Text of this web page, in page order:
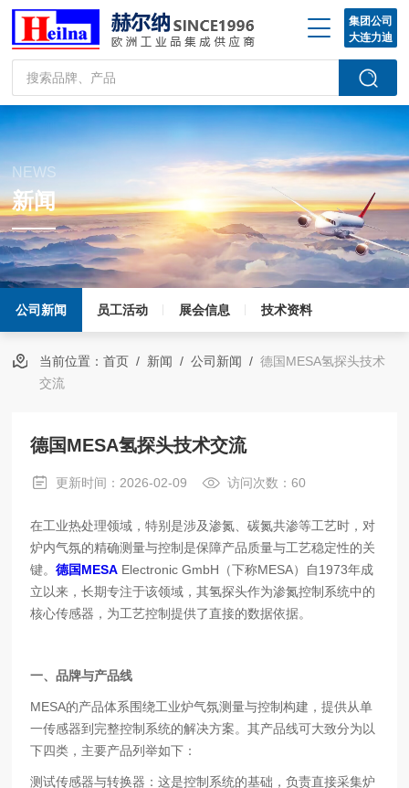
集团公司
大连力迪
NEWS
新闻
公司新闻 员工活动 展会信息 技术资料
当前位置：首页 / 新闻 /公司新闻 /德国MESA氢探头技术
交流
德国MESA氢探头技术交流
更新时间：2026-02-09 访问次数：60
在工业热处理领域，特别是涉及渗氮、碳氮共渗等工艺时，对
炉内气氛的精确测量与控制是保障产品质量与工艺稳定性的关
键。德国MESA Electronic GmbH（下称MESA）自1973年成
立以来，长期专注于该领域，其氢探头作为渗氮控制系统中的
核心传感器，为工艺控制提供了直接的数据依据。
一、品牌与产品线
MESA的产品体系围绕工业炉气氛测量与控制构建，提供从单
一传感器到完整控制系统的解决方案。其产品线可大致分为以
下四类，主要产品列举如下：
测试传感器与转换器：这是控制系统的基础，负责直接采集炉